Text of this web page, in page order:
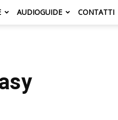
AUDIOGUIDE CONTATTI